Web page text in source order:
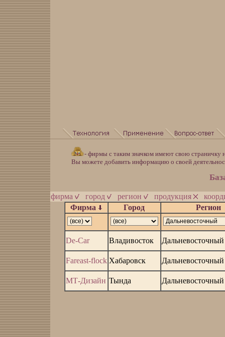
- фирмы с таким значком имеют свою страничку
Вы можете добавить информацию о своей
фирма город регион продукция
Фирма
Город Регион
De-Car Владивосток Дальневосточный
Fareast-flock Хабаровск Дальневосточный
МТ-Дизайн Тында Дальневосточный